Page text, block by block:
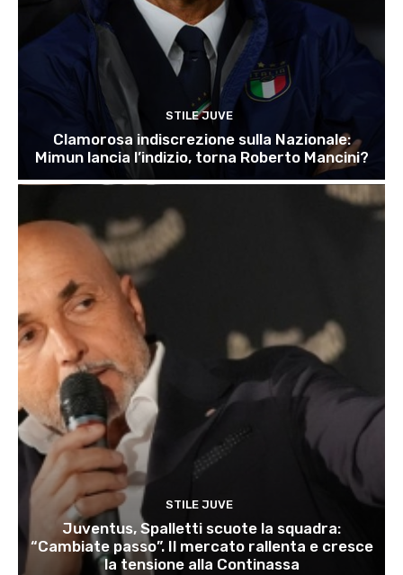
STILE JUVE
Clamorosa indiscrezione sulla Nazionale:
Mimun lancia l’indizio, torna Roberto Mancini?
STILE JUVE
Juventus, Spalletti scuote la squadra:
“Cambiate passo”. Il mercato rallenta e cresce
la tensione alla Continassa